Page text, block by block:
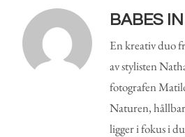
BABES
En kreativ duo
av stylisten
fotografen
Naturen,
ligger i fokus i